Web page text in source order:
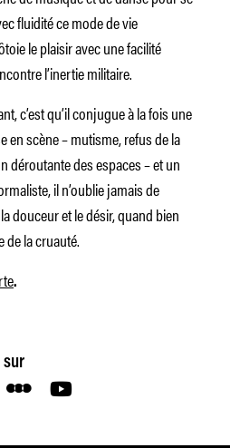
fluidité ce mode de vie
le plaisir avec une facilité
l’inertie militaire.
c’est qu’il conjugue à la fois une
en scène – mutisme, refus de la
déroutante des espaces – et un
il n’oublie jamais de
douceur et le désir, quand bien
de la cruauté.
.
sur